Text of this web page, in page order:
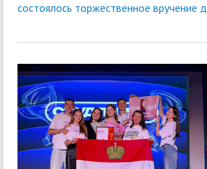
состоялось торжественное вручение